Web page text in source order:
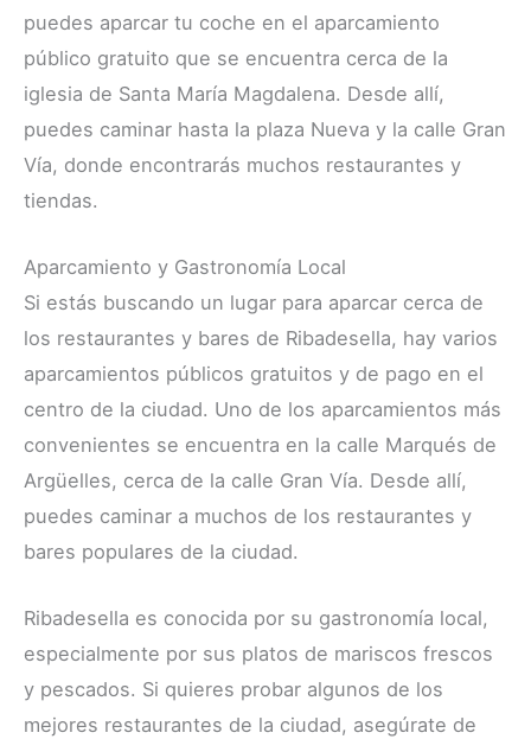
puedes aparcar tu coche en el aparcamiento
público gratuito que se encuentra cerca de la
iglesia de Santa María Magdalena. Desde allí,
puedes caminar hasta la plaza Nueva y la calle Gran
Vía, donde encontrarás muchos restaurantes y
tiendas.
Aparcamiento y Gastronomía Local
Si estás buscando un lugar para aparcar cerca de
los restaurantes y bares de Ribadesella, hay varios
aparcamientos públicos gratuitos y de pago en el
centro de la ciudad. Uno de los aparcamientos más
convenientes se encuentra en la calle Marqués de
Argüelles, cerca de la calle Gran Vía. Desde allí,
puedes caminar a muchos de los restaurantes y
bares populares de la ciudad.
Ribadesella es conocida por su gastronomía local,
especialmente por sus platos de mariscos frescos
y pescados. Si quieres probar algunos de los
mejores restaurantes de la ciudad, asegúrate de